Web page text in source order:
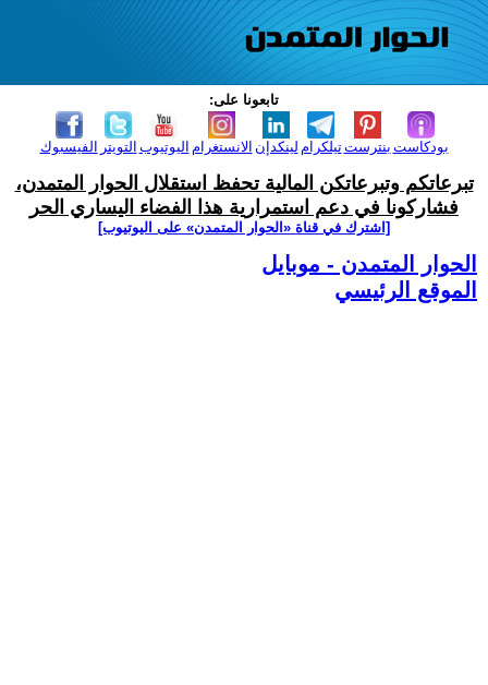
تابعونا على:
الفيسبوك التويتر اليوتيوب الانستغرام لينكدإن تيلكرامبنترست بودكاست
تبرعاتكم وتبرعاتكن المالية تحفظ استقلال الحوار المتمدن،
فشاركونا في دعم استمرارية هذا الفضاء اليساري الحر
[اشترك في قناة ‫«الحوار المتمدن» على اليوتيوب]
الحوار المتمدن - موبايل
الموقع الرئيسي